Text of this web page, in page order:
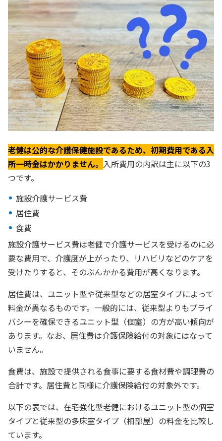
老健は公的な介護保健施設であるため、初期費用である入
所一時金はかかりません。 入所費用の内訳は主に以下の3
つです。
施設介護サービス費
居住費
食費
施設介護サービス費は老健で介護サービスを受けるのに必
要な費用で、介護度が上がったり、リハビリなどのケアを
受けたりすると、そのぶんかかる費用が高くなります。
居住費は、ユニット型や従来型などの居室タイプによって
料金が異なるものです。一般的には、従来型よりもプライ
バシーを確保できるユニット型（個室）の方が高い傾向が
あります。なお、居住費は介護保険給付の対象にはなって
いません。
食費は、施設で提供される食事に要する食材費や調理費の
合計です。居住費と同様に介護保険給付の対象外です。
以下の表では、在宅強化型老健におけるユニット型の個室
タイプと従来型の多床室タイプ（相部屋）の料金を比較し
ています。